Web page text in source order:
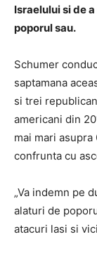
Israelului si de
poporul sau.
Schumer
saptamana
si trei
americani din
mai mari
confrunta cu
„Va indemn pe
alaturi de
atacuri lasi si